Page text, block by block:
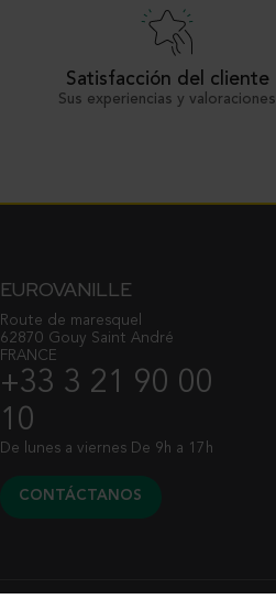
Satisfacción del cliente
Sus experiencias y valoraciones
EUROVANILLE
Route de maresquel
62870 Gouy Saint André
FRANCE
+33 3 21 90 00
10
De lunes a viernes De 9h a 17h
CONTÁCTANOS